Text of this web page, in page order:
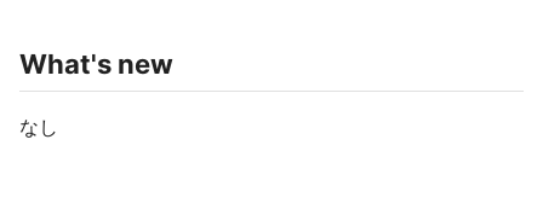
What's new
なし